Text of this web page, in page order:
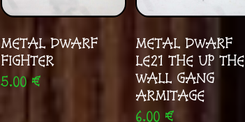
METAL DWARF
FIGHTER
5.00€
METAL DWARF
LE21 THE UP THE
WALL GANG
ARMITAGE
6.00 €